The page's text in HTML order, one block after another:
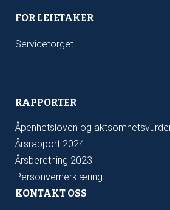
FOR LEIETAKER
Servicetorget
RAPPORTER
Åpenhetsloven og
Årsrapport 2024
Årsberetning 2023
Personvernerklæring
KONTAKT OSS